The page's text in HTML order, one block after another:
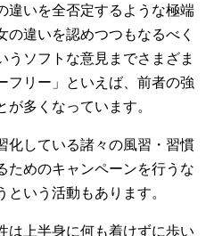
違いを全否定するような極端
違いを認めつつもなるべく
うソフトな意見までさまざま
フリー」といえば、前者の強
多くなっています。
化している諸々の風習・習慣
ためのキャンペーンを行うな
という活動もあります。
は上半身に何も着けずに歩い